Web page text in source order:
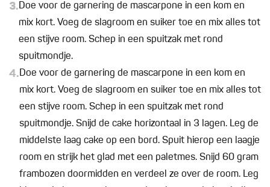
3.Doe voor de garnering de mascarpone in een kom en
mix kort. Voeg de slagroom en suiker toe en mix alles tot
een stijve room. Schep in een spuitzak met rond
spuitmondje.
4.Doe voor de garnering de mascarpone in een kom en
mix kort. Voeg de slagroom en suiker toe en mix alles tot
een stijve room. Schep in een spuitzak met rond
spuitmondje. Snijd de cake horizontaal in 3 lagen. Leg de
middelste laag cake op een bord. Spuit hierop een laagje
room en strijk het glad met een paletmes. Snijd 60 gram
frambozen doormidden en verdeel ze over de room. Leg